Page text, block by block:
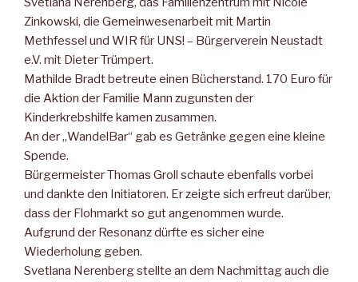
Zinkowski, die Gemeinwesenarbeit mit Martin
Methfessel und WIR für UNS! – Bürgerverein Neustadt
e.V. mit Dieter Trümpert.
Mathilde Bradt betreute einen Bücherstand. 170 Euro für
die Aktion der Familie Mann zugunsten der
Kinderkrebshilfe kamen zusammen.
An der „WandelBar“ gab es Getränke gegen eine kleine
Spende.
Bürgermeister Thomas Groll schaute ebenfalls vorbei
und dankte den Initiatoren. Er zeigte sich erfreut darüber,
dass der Flohmarkt so gut angenommen wurde.
Aufgrund der Resonanz dürfte es sicher eine
Wiederholung geben.
Svetlana Nerenberg stellte an dem Nachmittag auch die